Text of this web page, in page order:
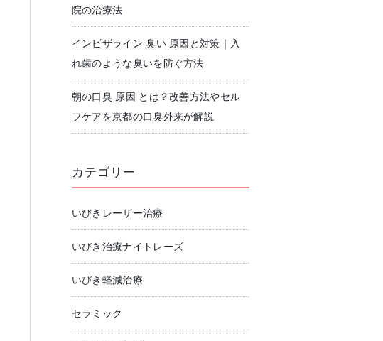
院の治療法
インビザライン 臭い 原因と対策｜入
れ歯のような臭いを防ぐ方法
朝の口臭 原因 とは？改善方法やセル
フケアを京都の口臭外来が解説
カテゴリー
いびきレーザー治療
いびき治療ナイトレーズ
いびき軽減治療
セラミック